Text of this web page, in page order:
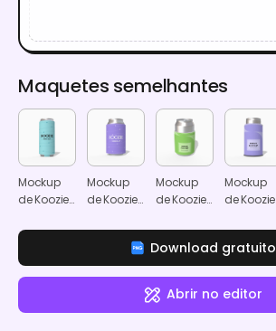
Maquetes semelhantes
Mockup
de Koozie
fina
Mockup
de Koozie
padrão
Mockup
de Koozie
pequena
Mockup
de Koozie
Download gratuito
Abrir no editor